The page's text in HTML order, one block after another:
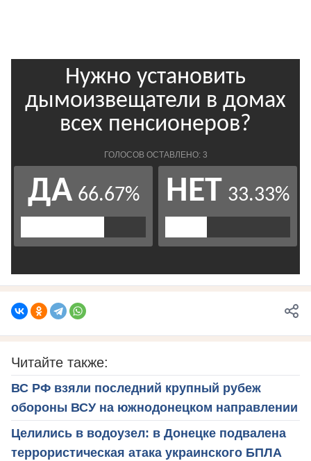
Читайте также:
ВС РФ взяли последний крупный рубеж
обороны ВСУ на южнодонецком направлении
Целились в водоузел: в Донецке подвалена
террористическая атака украинского БПЛА